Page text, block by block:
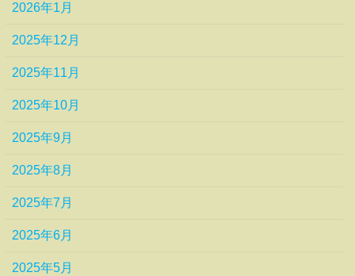
2026年1月
2025年12月
2025年11月
2025年10月
2025年9月
2025年8月
2025年7月
2025年6月
2025年5月